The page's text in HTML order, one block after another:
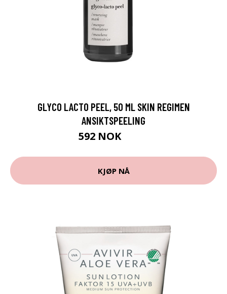
GLYCO LACTO PEEL, 50 ML SKIN REGIMEN
ANSIKTSPEELING
592 NOK
KJØP NÅ